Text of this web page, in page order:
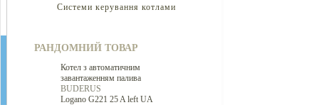
Системи керування котлами
РАНДОМНИЙ ТОВАР
Котел з автоматичним
завантаженням палива
BUDERUS
Logano G221 25 A left UA